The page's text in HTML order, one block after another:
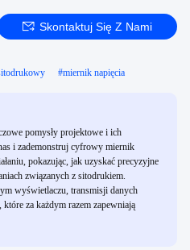
Skontaktuj Się Z Nami
#miernik napięcia
pomysły projektowe i ich
i zademonstruj cyfrowy miernik
pokazując, jak uzyskać precyzyjne
związanych z sitodrukiem.
wyświetlaczu, transmisji danych
za każdym razem zapewniają